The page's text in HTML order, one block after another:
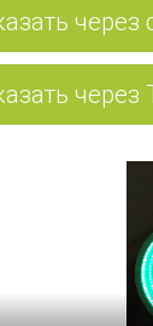
через
через